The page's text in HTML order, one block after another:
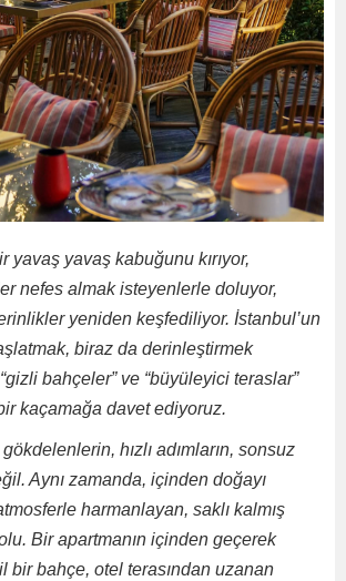
yavaş kabuğunu kırıyor,
nefes almak isteyenlerle doluyor,
yeniden keşfediliyor. İstanbul’un
biraz da derinleştirmek
bahçeler” ve “büyüleyici teraslar”
kaçamağa davet ediyoruz.
hızlı adımların, sonsuz
Aynı zamanda, içinden doğayı
harmanlayan, saklı kalmış
Bir apartmanın içinden geçerek
bir bahçe, otel terasından uzanan